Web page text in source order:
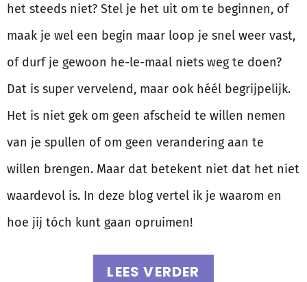
het steeds niet? Stel je het uit om te beginnen, of
maak je wel een begin maar loop je snel weer vast,
of durf je gewoon he-le-maal niets weg te doen?
Dat is super vervelend, maar ook héél begrijpelijk.
Het is niet gek om geen afscheid te willen nemen
van je spullen of om geen verandering aan te
willen brengen. Maar dat betekent niet dat het niet
waardevol is. In deze blog vertel ik je waarom en
hoe jij tóch kunt gaan opruimen!
LEES VERDER